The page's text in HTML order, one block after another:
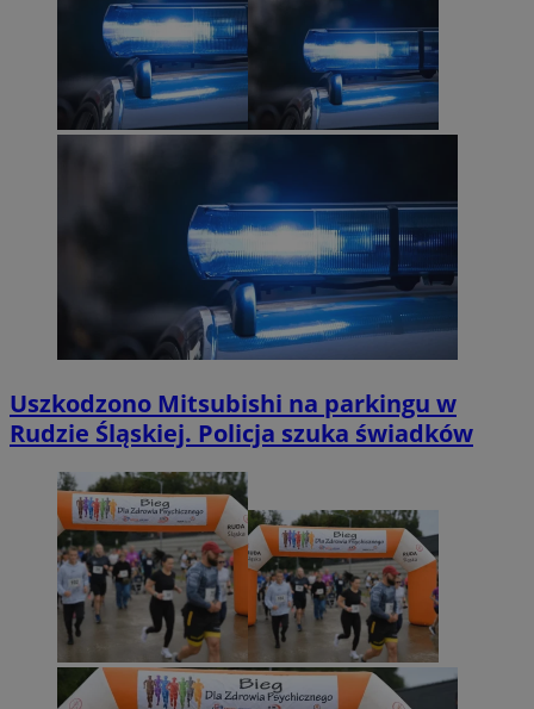
Uszkodzono Mitsubishi na parkingu w
Rudzie Śląskiej. Policja szuka świadków